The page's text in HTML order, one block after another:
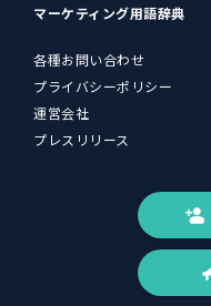
マーケティング用語辞典
各種お問い合わせ
プライバシーポリシー
運営会社
プレスリリース